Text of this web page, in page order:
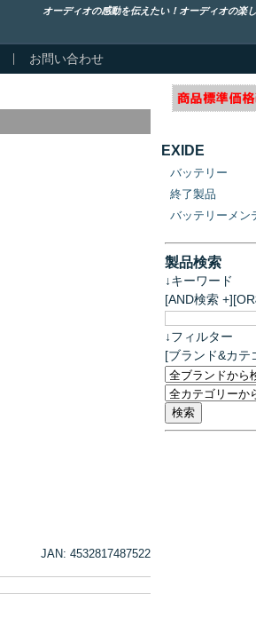
オーディオの感動を伝えたい！オーディオの楽
お問い合わせ
JAN: 4532817487522
EXIDE
バッテリー
終了製品
バッテリーメン
製品検索
↓キーワード
[AND検索
↓フィルター
[ブランド&カテ